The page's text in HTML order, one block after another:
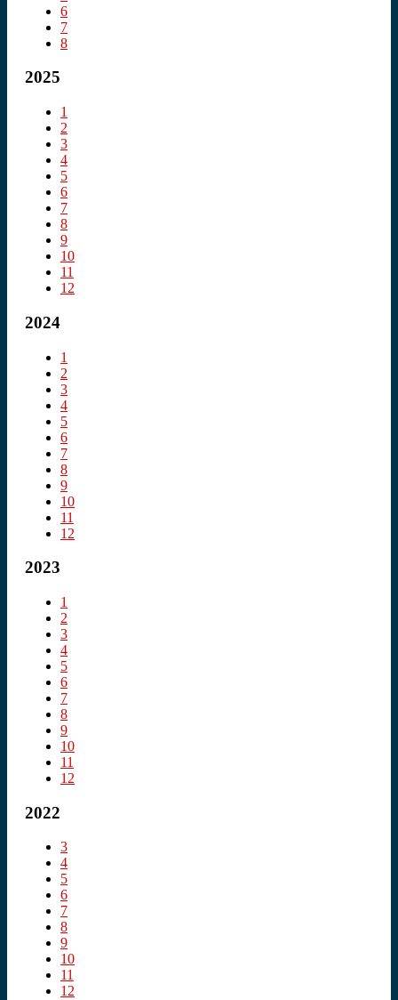
6
7
8
2025
1
2
3
4
5
6
7
8
9
10
11
12
2024
1
2
3
4
5
6
7
8
9
10
11
12
2023
1
2
3
4
5
6
7
8
9
10
11
12
2022
3
4
5
6
7
8
9
10
11
12